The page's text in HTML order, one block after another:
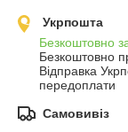
Укрпошта
Безкоштовно
Безкоштовно
Відправка
передоплати
Самовивіз